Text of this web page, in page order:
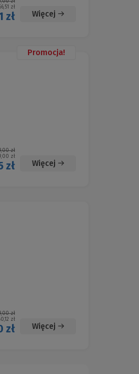
zł
zł Więcej
Promocja!
zł
zł
zł Więcej
zł
zł
zł Więcej